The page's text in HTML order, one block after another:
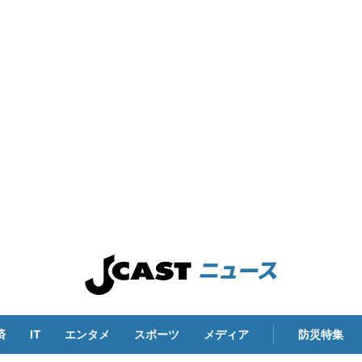
IT エンタメ スポーツ メディア 防災特集